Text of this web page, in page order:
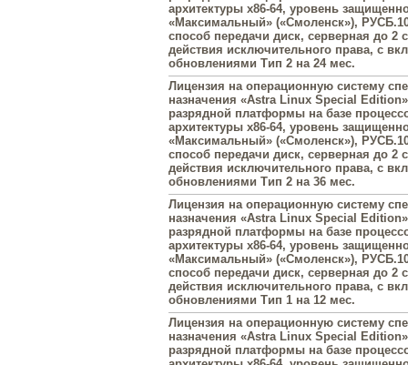
архитектуры х86-64, уровень
«Максимальный» («Смоленск»),
способ передачи диск, серверная до 2
действия исключительного права, с
обновлениями Тип 2 на 24 мес.
Лицензия на операционную систему
назначения «Astra Linux Special
разрядной платформы на базе
архитектуры х86-64, уровень
«Максимальный» («Смоленск»),
способ передачи диск, серверная до 2
действия исключительного права, с
обновлениями Тип 2 на 36 мес.
Лицензия на операционную систему
назначения «Astra Linux Special
разрядной платформы на базе
архитектуры х86-64, уровень
«Максимальный» («Смоленск»),
способ передачи диск, серверная до 2
действия исключительного права, с
обновлениями Тип 1 на 12 мес.
Лицензия на операционную систему
назначения «Astra Linux Special
разрядной платформы на базе